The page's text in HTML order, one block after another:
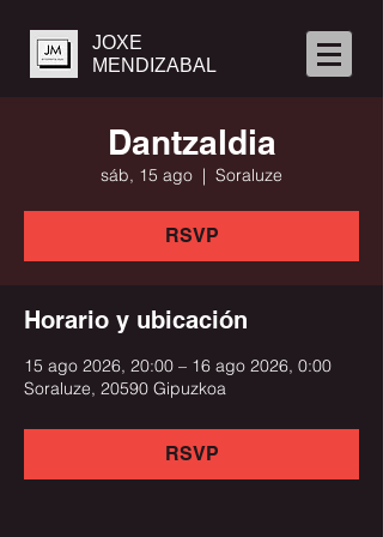
JOXE
MENDIZABAL
Dantzaldia
sáb, 15 ago
  |
Soraluze
RSVP
Horario y ubicación
15 ago 2026, 20:00 – 16 ago 2026, 0:00
Soraluze, 20590 Gipuzkoa
RSVP